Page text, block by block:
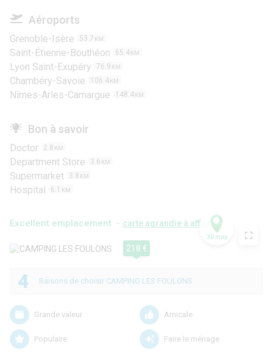
Aéroports
Grenoble-Isère 53.7 KM
Saint-Étienne-Bouthéon 65.4 KM
Lyon Saint-Exupéry 76.9 KM
Chambéry-Savoie 106.4 KM
Nîmes-Arles-Camargue 148.4 KM
Bon à savoir
Doctor 2.8 KM
Department Store 3.6 KM
Supermarket 3.8 KM
Hospital 6.1 KM
Excellent emplacement - carte agrandie à afficher
218 €
3D map
4 Raisons de choisir CAMPING LES FOULONS
Grande valeur Amicale
Populaire Faire le ménage